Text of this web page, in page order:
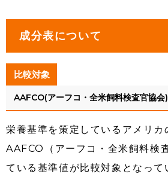
成分表について
比較対象
AAFCO(アーフコ・全米飼料検査官協
栄養基準を策定しているアメリカ
AAFCO（アーフコ・全米飼料検
ている基準値が比較対象となって